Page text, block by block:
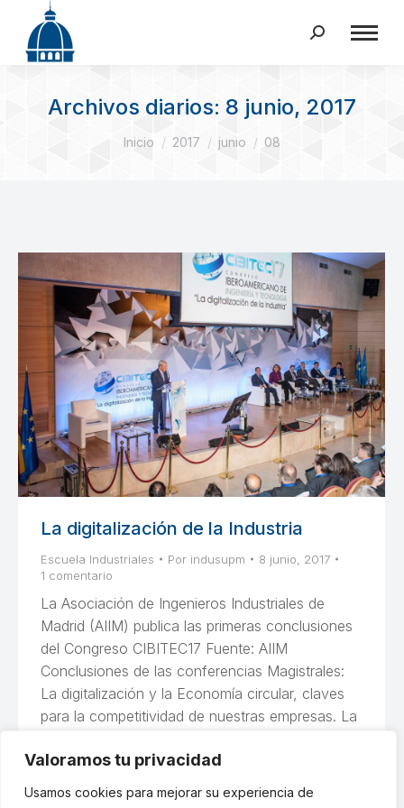
Valoramos tu privacidad
Usamos cookies para mejorar su experiencia de
Buscar:
Archivos diarios: 8 junio, 2017
Estás aquí:
Inicio 2017 junio 08
La digitalización de la Industria
Escuela Industriales Por indusupm
8 junio, 2017
1 comentario
La Asociación de Ingenieros Industriales de
Madrid (AIIM) publica las primeras conclusiones
del Congreso CIBITEC17 Fuente: AIIM
Conclusiones de las conferencias Magistrales:
La digitalización y la Economía circular, claves
para la competitividad de nuestras empresas. La
el PIB comunitario, con el objetivo del 20%.
Este nuevo…